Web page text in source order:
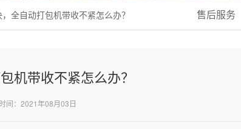
全自动打包机带收不紧怎么办？ 售后服务
机带收不紧怎么办？
间：2021年08月03日